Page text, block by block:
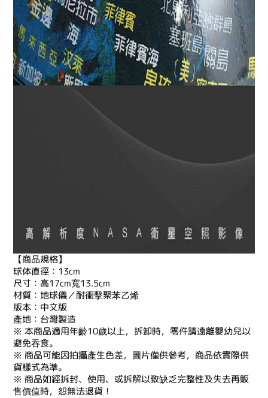
【商品規格】
球体直徑：13cm
尺寸：高17cm寬13.5cm
材質：地球儀／耐衝擊聚苯乙烯
版本：中文版
產地：台灣製造
※ 本商品適用年齡10歲以上，拆卸時，零件請遠離嬰幼兒以
避免吞食。
※ 商品可能因拍攝產生色差，圖片僅供參考，商品依實際供
貨樣式為準。
※ 商品如經拆封、使用、或拆解以致缺乏完整性及失去再販
售價值時，恕無法退貨！